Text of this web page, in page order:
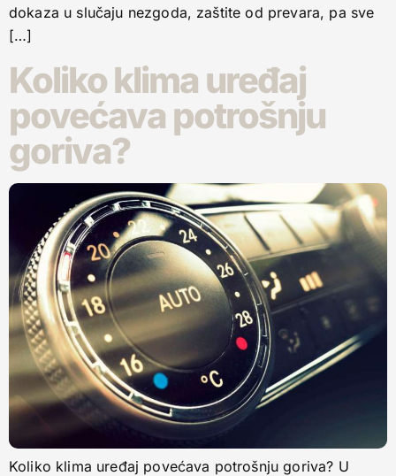
dokaza u slučaju nezgoda, zaštite od prevara, pa sve
[…]
Koliko klima uređaj
povećava potrošnju
goriva?
Koliko klima uređaj povećava potrošnju goriva? U